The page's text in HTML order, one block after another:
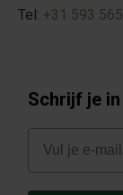
Tel: +31 593
Schrijf je
E-mail